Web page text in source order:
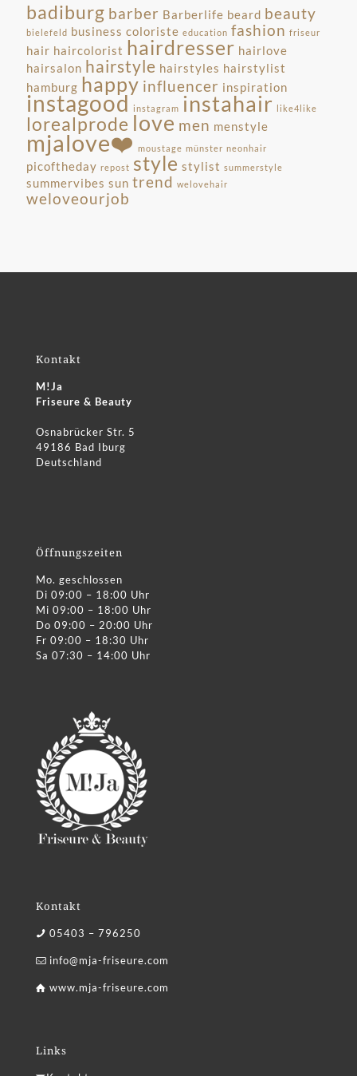
badiburg barber Barberlife beard beauty
bielefeld business coloriste education fashion friseur
hair haircolorist hairdresser hairlove
hairsalon hairstyle hairstyles hairstylist
hamburg happy influencer inspiration
instagood instagram instahair like4like
lorealprode love men menstyle
mjalove❤️ moustage münster neonhair
picoftheday repost style stylist summerstyle
summervibes sun trend welovehair
weloveourjob
Kontakt
M!Ja
Friseure & Beauty
Osnabrücker Str. 5
49186 Bad Iburg
Deutschland
Öffnungszeiten
Mo. geschlossen
Di 09:00 – 18:00 Uhr
Mi 09:00 – 18:00 Uhr
Do 09:00 – 20:00 Uhr
Fr 09:00 – 18:30 Uhr
Sa 07:30 – 14:00 Uhr
Kontakt
05403 – 796250
info@mja-friseure.com
www.mja-friseure.com
Links